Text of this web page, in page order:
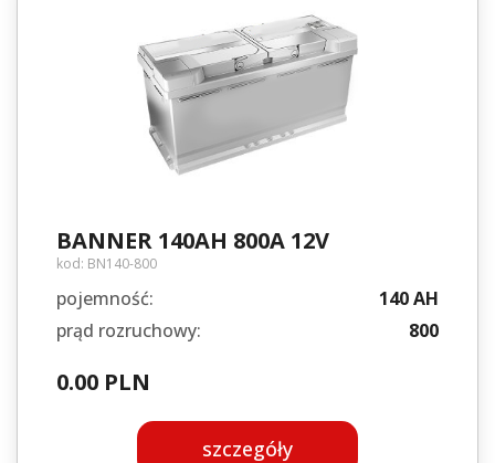
BANNER 140AH 800A 12V
kod: BN140-800
pojemność:
140 AH
prąd rozruchowy:
800
0.00 PLN
szczegóły